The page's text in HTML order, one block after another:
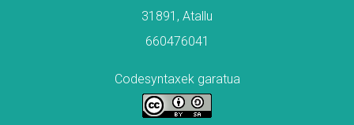
31891, Atallu
660476041
Codesyntaxek garatua